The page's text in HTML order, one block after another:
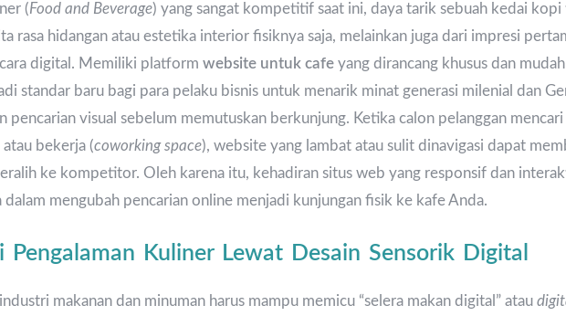
(Food and Beverage) yang sangat kompetitif saat ini, daya tarik sebuah kedai kopi
rasa hidangan atau estetika interior fisiknya saja, melainkan juga dari impresi
digital. Memiliki platform website untuk cafe yang dirancang khusus dan mudah
standar baru bagi para pelaku bisnis untuk menarik minat generasi milenial dan
pencarian visual sebelum memutuskan berkunjung. Ketika calon pelanggan mencari
bekerja (coworking space), website yang lambat atau sulit dinavigasi dapat
ke kompetitor. Oleh karena itu, kehadiran situs web yang responsif dan
dalam mengubah pencarian online menjadi kunjungan fisik ke kafe Anda.
Pengalaman Kuliner Lewat Desain Sensorik Digital
makanan dan minuman harus mampu memicu “selera makan digital” atau